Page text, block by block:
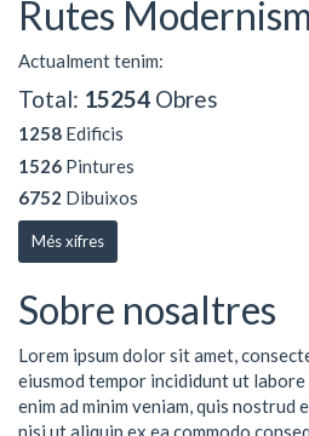
Rutes
Actualment tenim:
Total: 15254 Obres
1258 Edificis
1526 Pintures
6752 Dibuixos
Més xifres
Sobre nosaltres
Lorem ipsum dolor sit amet,
eiusmod tempor incididunt ut
enim ad minim veniam, quis
nisi ut aliquip ex ea commodo